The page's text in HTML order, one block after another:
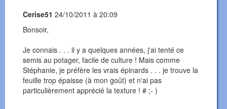
Cerise51 24/10/2011 à 20:09
Bonsoir,
Je connais . . . il y a quelques années, j'ai tenté ce
semis au potager, facile de culture ! Mais comme
Stéphanie, je préfère les vrais épinards . . . je trouve la
feuille trop épaisse (à mon goût) et n'ai pas
particulièrement apprécié la texture ! # ;- )